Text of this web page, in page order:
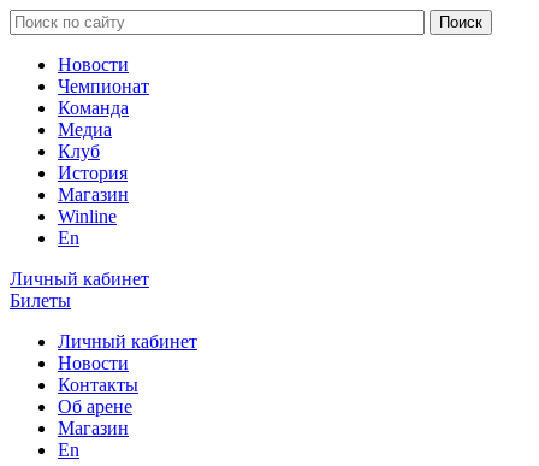
Новости
Чемпионат
Команда
Медиа
Клуб
История
Магазин
Winline
En
Личный кабинет
Билеты
Личный кабинет
Новости
Контакты
Об арене
Магазин
En